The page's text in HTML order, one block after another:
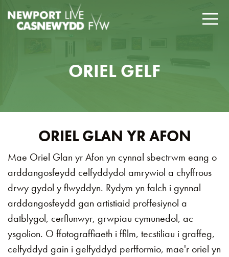
ORIEL GELF
ORIEL GLAN YR AFON
Mae Oriel Glan yr Afon yn cynnal sbectrwm eang o
arddangosfeydd celfyddydol amrywiol a chyffrous
drwy gydol y flwyddyn. Rydym yn falch i gynnal
arddangosfeydd gan artistiaid proffesiynol a
datblygol, cerflunwyr, grwpiau cymunedol, ac
ysgolion. O ffotograffiaeth i ffilm, tecstiliau i graffeg,
celfyddyd gain i gelfyddyd perfformio, mae'r oriel yn